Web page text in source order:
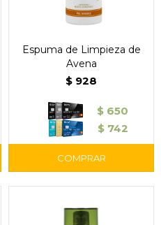
Espuma de Limpieza de
Avena
$ 928
$ 650
$ 742